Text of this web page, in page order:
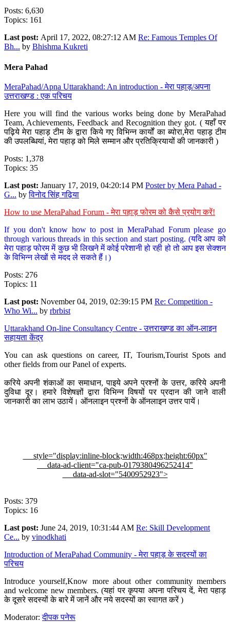
Posts: 6,630
Topics: 161
Last post: April 17, 2022, 08:27:12 AM Re: Famous Temples Of
Bh... by Bhishma Kukreti
Mera Pahad
MeraPahad/Apna Uttarakhand: An introduction - मेरा पहाड़/अपना
उत्तराखण्ड : एक परिचय
Here you will find the various works being done by MeraPahad
Team, Achievements, Feedback and Recognition they got. ( यहाँ पर
पढ़िये मेरा पहाड़ टीम के द्वारा किये गए विभिन्न कार्यों का ब्योरा,मेरा पहाड़ टीम
की उपलब्धियां, मेरा पहाड़ को मिले सम्मान और प्रतिक्रियायों की जानकारी )
Posts: 1,378
Topics: 35
Last post: January 17, 2019, 04:20:14 PM Poster by Mera Pahad -
G... byविनोद सिंह गढ़िया
How to use MeraPahad Forum - मेरा पहाड़ फोरम को कैसे प्रयोग करें!
If you don't know how to post in MeraPahad Forum please go
through various threads in this section and start posting. (यदि आप को
मेरा पहाड़ फोरम में कुछ भी लिखने में कोई परेशानी हो रही हो तो आप इस सेक्शन
के विभिन्न लेखों से मदद ले सकते हैं।)
Posts: 276
Topics: 11
Last post: November 04, 2019, 02:39:15 PM Re: Competition -
Who Wi... by rbrbist
Uttarakhand On-line Consultancy Centre - उत्तराखण्ड का ऑन-लाइन
सहायता केंद्र
You can ask questions on career, IT, Tourism,Tourist Spots and
other fields from our Panel of experts.
करिये अपनी शंकाओं का समाधान, पाइये अपने प्रश्नों के उत्तर, करिये अपनी
दुविधा दूर। हमारे विशेषज्ञों द्वारा विभिन्न विषयों पर प्रदान की जाने वाली
जानकारी का लाभ उठायें। ऑनलाइन प्रश्नों के ऑनलाइन उत्तर पायें।
style="display:inline-block;width:468px;height:60px"
data-ad-client="ca-pub-0179380496252414"
data-ad-slot="5400952923">
Posts: 379
Topics: 16
Last post: June 24, 2019, 10:31:44 AM Re: Skill Development
Ce... by vinodkhati
Introduction of MeraPahad Community - मेरा पहाड़ के सदस्यों का
परिचय
Introduce yourself,Know more about other community members
and welcome new members. (यहां पर कृपया अपना परिचय दें, मेरा पहाड़
के दूसरे सदस्यों के बारे में जानें और नये सदस्यों का स्वागत करें )
Moderator:दीपक पनेरू